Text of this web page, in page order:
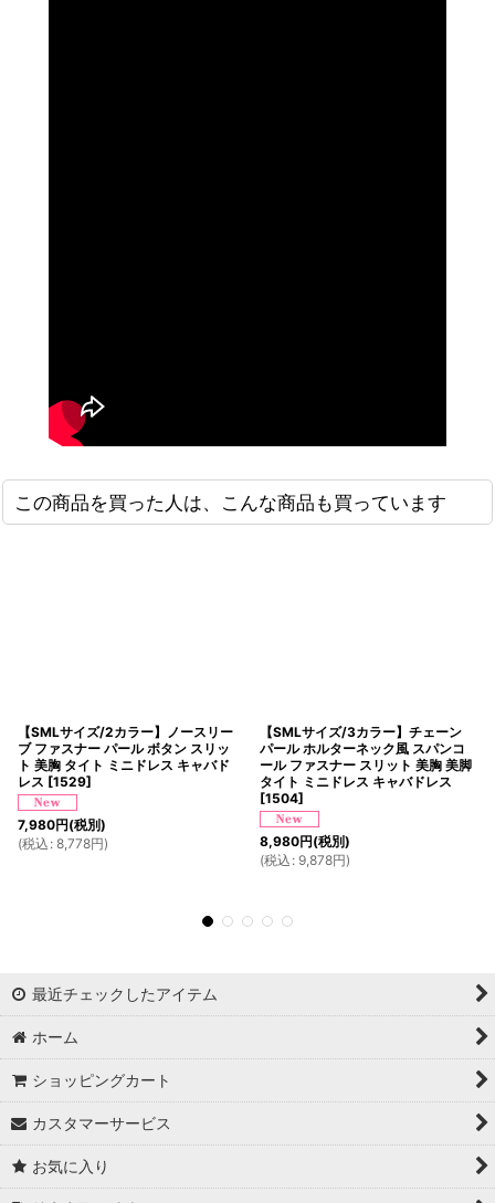
この商品を買った人は、こんな商品も買っています
【SMLサイズ/2カラー】ノースリー
ブ ファスナー パール ボタン スリッ
ト 美胸 タイト ミニドレス キャバド
レス [1529]
7,980円(税別)
(税込 : 8,778円)
【SMLサイズ/3カラー】チェーン
パール ホルターネック風 スパンコ
ール ファスナー スリット 美胸 美脚
タイト ミニドレス キャバドレス
[1504]
8,980円(税別)
(税込 : 9,878円)
最近チェックしたアイテム
ホーム
ショッピングカート
カスタマーサービス
お気に入り